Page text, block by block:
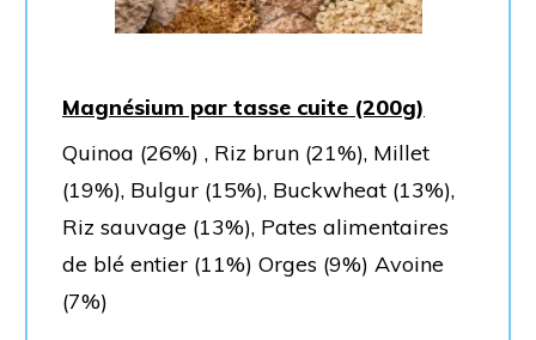
Magnésium par tasse cuite (200g)
Quinoa (26%) , Riz brun (21%), Millet
(19%), Bulgur (15%), Buckwheat (13%),
Riz sauvage (13%), Pates alimentaires
de blé entier (11%) Orges (9%) Avoine
(7%)